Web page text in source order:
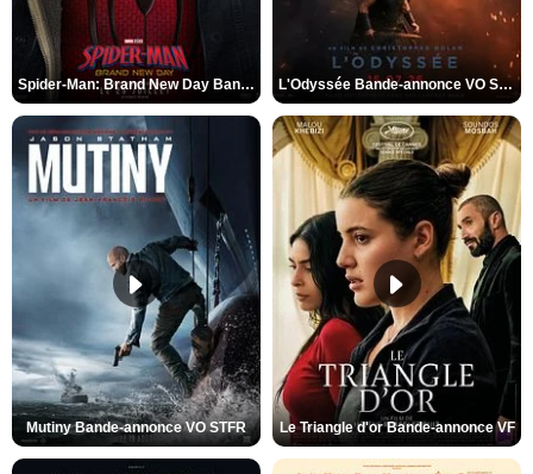
Spider-Man: Brand New Day Bande-annonce VO STFR L'Odyssée Bande-annonce VO STFR
Mutiny Bande-annonce VO STFR Le Triangle d'or Bande-annonce VF